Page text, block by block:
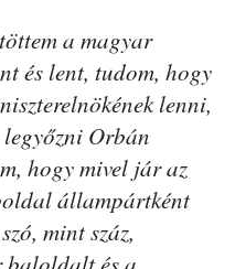
a magyar
és lent, tudom, hogy
lenni,
Orbán
hogy mivel jár az
állampártként
mint száz,